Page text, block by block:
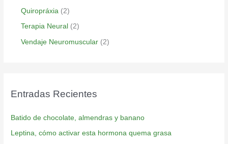
Quiropráxia (2)
Terapia Neural (2)
Vendaje Neuromuscular (2)
Entradas Recientes
Batido de chocolate, almendras y banano
Leptina, cómo activar esta hormona quema grasa